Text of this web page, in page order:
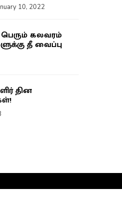
10, 2022
பெரும் கலவரம்
தீ வைப்பு
தின